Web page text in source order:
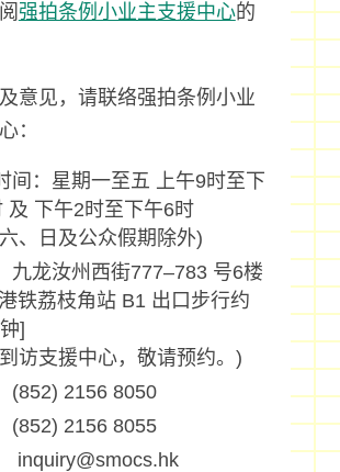
强拍条例小业主支援中心的
意见，请联络强拍条例小业
：
间：星期一至五 上午9时至下
及 下午2时至下午6时
、日及公众假期除外)
九龙汝州西街777–783 号6楼
铁荔枝角站 B1 出口步行约
]
访支援中心，敬请预约。)
(852) 2156 8050
(852) 2156 8055
inquiry@smocs.hk